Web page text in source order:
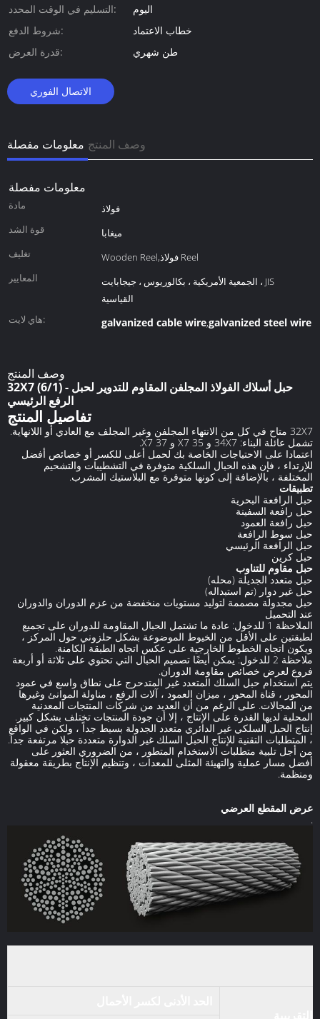
التسليم في الوقت المحدد:
اليوم
شروط الدفع:
خطاب الاعتماد
قدرة العرض:
طن شهري
الاتصال الفوري
معلومات مفصلة وصف المنتج
معلومات مفصلة
مادة
فولاذ
قوة الشد
ميغابا
تغليف
Wooden Reel,فولاذ Reel
المعايير
الجمعية الأمريكية ، بكالوريوس ، جيجابايت ، JIS
القياسية
هاي لايت:
galvanized cable wire,galvanized steel wire
وصف المنتج
32X7 (6/1) - حبل أسلاك الفولاذ المجلفن المقاوم للتدوير لحبل
الرفع الرئيسي
تفاصيل المنتج
32X7 متاح في كل من الانتهاء المجلفن وغير المجلف مع العادي أو اللانهاية.
تشمل عائلة البناء: 34X7 و 35 X7 و 37 X7.
اعتمادا على الاحتياجات الخاصة بك لحمل أعلى للكسر أو خصائص أفضل
للإرتداء ، فإن هذه الحبال السلكية متوفرة في التشطيبات والتشحيم
المختلفة ، بالإضافة إلى كونها متوفرة مع البلاستيك المشرب.
تطبيقات
حبل الرافعة البحرية
حبل رافعة السفينة
حبل رافعة العمود
حبل سوط الرافعة
حبل الرافعة الرئيسي
حبل كرين
حبل مقاوم للتناوب
حبل متعدد الجديلة (محله)
حبل غير دوار (تم استبداله)
حبل مجدولة مصممة لتوليد مستويات منخفضة من عزم الدوران والدوران
عند التحميل
الملاحظة 1 للدخول: عادة ما تشتمل الحبال المقاومة للدوران على تجميع
لطبقتين على الأقل من الخيوط الموضوعة بشكل حلزوني حول المركز ،
ويكون اتجاه الخطوط الخارجية على عكس اتجاه الطبقة الكامنة.
ملاحظة 2 للدخول: يمكن أيضًا تصميم الحبال التي تحتوي على ثلاثة أو أربعة
فروع لعرض خصائص مقاومة الدوران.
يتم استخدام حبل السلك المتعدد غير المتدحرج على نطاق واسع في عمود
المحور ، قناة المحور ، ميزان العمود ، آلات الرفع ، مناولة الموانئ وغيرها
من المجالات. على الرغم من أن العديد من شركات المنتجات المعدنية
المحلية لديها القدرة على الإنتاج ، إلا أن جودة المنتجات تختلف بشكل كبير.
إنتاج الحبل السلكي غير الدائري متعدد الجدولة بسيط جداً ، ولكن في الواقع
، المتطلبات التقنية للإنتاج الحبل السلك غير الدوارة متعددة حبلا مرتفعة جداً.
من أجل تلبية متطلبات الاستخدام المتطور ، من الضروري العثور على
أفضل مسار عملية والتهيئة المثلى للمعدات ، وتنظيم الإنتاج بطريقة معقولة
ومنظمة.
عرض المقطع العرضي
.